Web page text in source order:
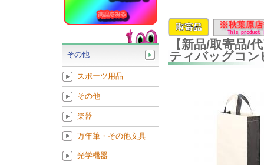
【新品/取寄品/
ティバッグコン
その他
スポーツ用品
その他
楽器
万年筆・その他文具
光学機器